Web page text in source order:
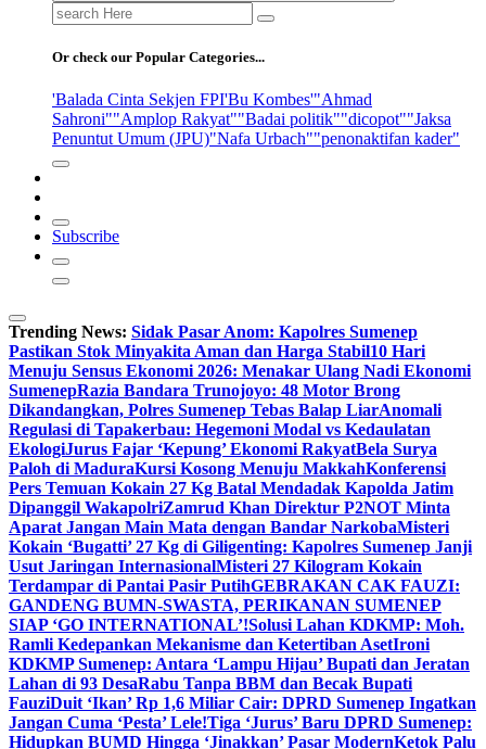
Search
for:
Or check our Popular Categories...
'Balada Cinta Sekjen FPI'Bu Kombes'"Ahmad
Sahroni""Amplop Rakyat""Badai politik""dicopot""Jaksa
Penuntut Umum (JPU)"Nafa Urbach""penonaktifan kader"
Subscribe
Trending News: Sidak Pasar Anom: Kapolres Sumenep
Pastikan Stok Minyakita Aman dan Harga Stabil10 Hari
Menuju Sensus Ekonomi 2026: Menakar Ulang Nadi Ekonomi
SumenepRazia Bandara Trunojoyo: 48 Motor Brong
Dikandangkan, Polres Sumenep Tebas Balap LiarAnomali
Regulasi di Tapakerbau: Hegemoni Modal vs Kedaulatan
EkologiJurus Fajar ‘Kepung’ Ekonomi RakyatBela Surya
Paloh di MaduraKursi Kosong Menuju MakkahKonferensi
Pers Temuan Kokain 27 Kg Batal Mendadak Kapolda Jatim
Dipanggil WakapolriZamrud Khan Direktur P2NOT Minta
Aparat Jangan Main Mata dengan Bandar NarkobaMisteri
Kokain ‘Bugatti’ 27 Kg di Giligenting: Kapolres Sumenep Janji
Usut Jaringan InternasionalMisteri 27 Kilogram Kokain
Terdampar di Pantai Pasir PutihGEBRAKAN CAK FAUZI:
GANDENG BUMN-SWASTA, PERIKANAN SUMENEP
SIAP ‘GO INTERNATIONAL’!Solusi Lahan KDKMP: Moh.
Ramli Kedepankan Mekanisme dan Ketertiban AsetIroni
KDKMP Sumenep: Antara ‘Lampu Hijau’ Bupati dan Jeratan
Lahan di 93 DesaRabu Tanpa BBM dan Becak Bupati
FauziDuit ‘Ikan’ Rp 1,6 Miliar Cair: DPRD Sumenep Ingatkan
Jangan Cuma ‘Pesta’ Lele!Tiga ‘Jurus’ Baru DPRD Sumenep:
Hidupkan BUMD Hingga ‘Jinakkan’ Pasar ModernKetok Palu